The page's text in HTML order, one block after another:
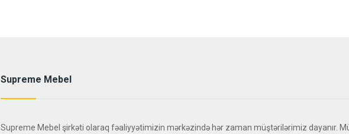
Supreme Mebel
Supreme Mebel şirkəti olaraq fəaliyyətimizin mərkəzində hər zaman müştərilərimiz dayanır.